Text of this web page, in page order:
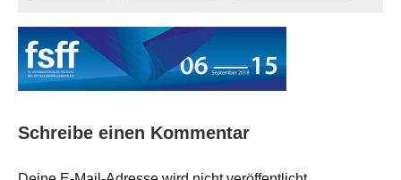
Schreibe einen Kommentar